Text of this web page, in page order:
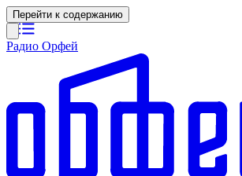
Перейти к содержанию
Радио Орфей